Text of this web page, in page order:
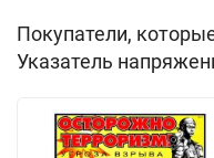
Покупатели,
Указатель